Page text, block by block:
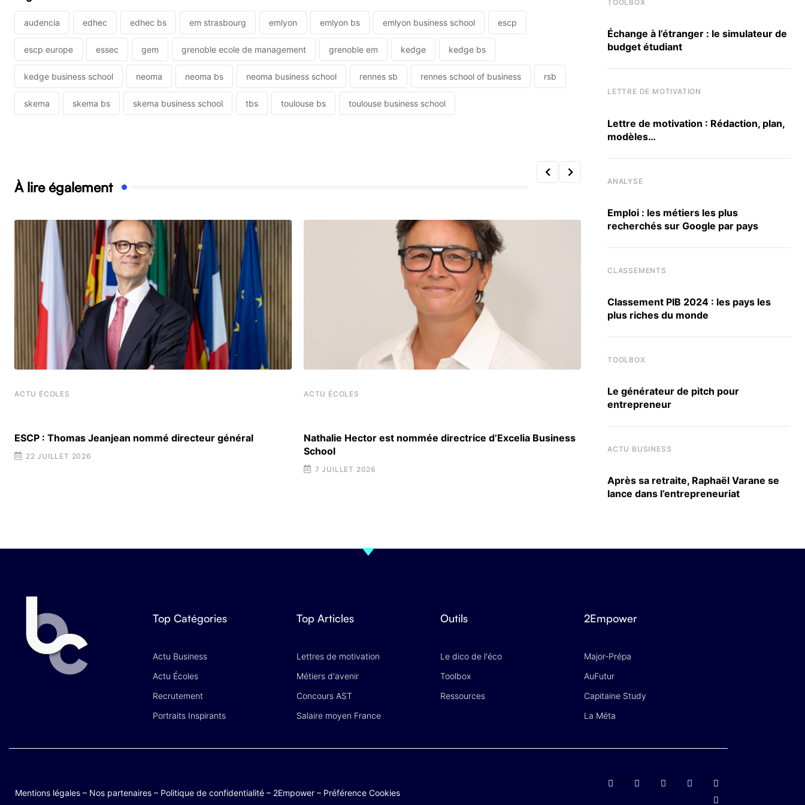
audencia edhec edhec bs em strasbourg emlyon emlyon bs emlyon business school escp
escp europe essec gem grenoble ecole de management grenoble em kedge kedge bs
kedge business school neoma neoma bs neoma business school rennes sb rennes school of business rsb
skema skema bs skema business school tbs toulouse bs toulouse business school
À lire également
ACTU ÉCOLES
ESCP : Thomas Jeanjean nommé directeur général
22 JUILLET 2026
ACTU ÉCOLES
Nathalie Hector est nommée directrice d’Excelia Business
School
7 JUILLET 2026
CLASSEMENTS
TOOLBOX
Échange à l’étranger : le simulateur de
budget étudiant
LETTRE DE MOTIVATION
Lettre de motivation : Rédaction, plan,
modèles…
ANALYSE
Emploi : les métiers les plus
recherchés sur Google par pays
CLASSEMENTS
Classement PIB 2024 : les pays les
plus riches du monde
TOOLBOX
Le générateur de pitch pour
entrepreneur
ACTU BUSINESS
Après sa retraite, Raphaël Varane se
lance dans l’entrepreneuriat
Top Catégories
Actu Business
Actu Écoles
Recrutement
Portraits Inspirants
Top Articles
Lettres de motivation
Métiers d'avenir
Concours AST
Salaire moyen France
Outils
Le dico de l'éco
Toolbox
Ressources
2Empower
Major-Prépa
AuFutur
Capitaine Study
La Méta
Mentions légales – Nos partenaires – Politique de confidentialité – 2Empower – Préférence Cookies